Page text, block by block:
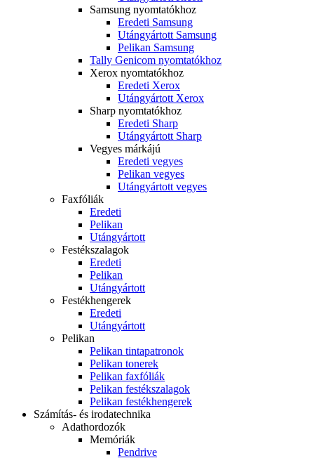
Samsung nyomtatókhoz
Eredeti Samsung
Utángyártott Samsung
Pelikan Samsung
Tally Genicom nyomtatókhoz
Xerox nyomtatókhoz
Eredeti Xerox
Utángyártott Xerox
Sharp nyomtatókhoz
Eredeti Sharp
Utángyártott Sharp
Vegyes márkájú
Eredeti vegyes
Pelikan vegyes
Utángyártott vegyes
Faxfóliák
Eredeti
Pelikan
Utángyártott
Festékszalagok
Eredeti
Pelikan
Utángyártott
Festékhengerek
Eredeti
Utángyártott
Pelikan
Pelikan tintapatronok
Pelikan tonerek
Pelikan faxfóliák
Pelikan festékszalagok
Pelikan festékhengerek
Számítás- és irodatechnika
Adathordozók
Memóriák
Pendrive